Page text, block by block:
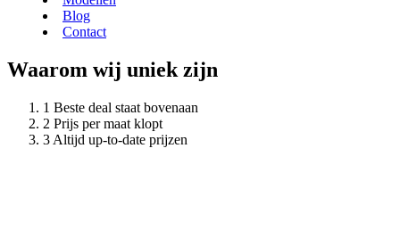
Blog
Contact
Waarom wij uniek zijn
Beste deal staat bovenaan
Prijs per maat klopt
Altijd up-to-date prijzen